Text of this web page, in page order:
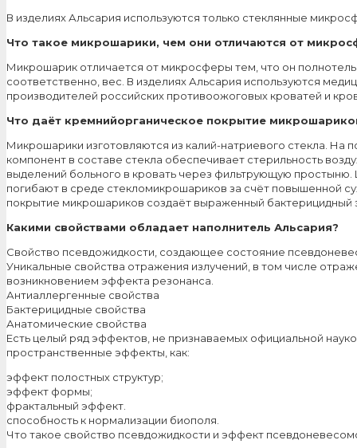
В изделиях Альсария используются только стеклянные
Что такое микрошарики, чем они отличаются от
Микрошарик отличается от микросферы тем, что он
соответственно, вес. В изделиях Альсария используются
производителей российских противоожоговых кроватей и
Что даёт кремнийорганическое покрытие
Микрошарики изготовляются из калий-натриевого стекла.
компонент в составе стекла обеспечивает стерильность
выделений больного в кровать через фильтрующую
погибают в среде стекломикрошариков за счёт повышенной
покрытие микрошариков создаёт выраженный бактерицидный
Какими свойствами обладает наполнитель Альсария?
Свойство псевдожидкости, создающее состояние
Уникальные свойства отражения излучений, в том числе
возникновением эффекта резонанса.
Антиаллергенные свойства
Бактерицидные свойства
Анатомические свойства
Есть целый ряд эффектов, не признаваемых официальной
пространственные эффекты, как:
эффект полостных структур;
эффект формы;
фрактальный эффект.
способность к нормализации биополя.
Что такое свойство псевдожидкости и эффект